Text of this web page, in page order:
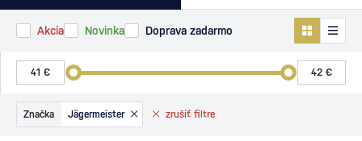
Akcia Novinka Doprava zadarmo
zrušiť filtre
Značka Jägermeister